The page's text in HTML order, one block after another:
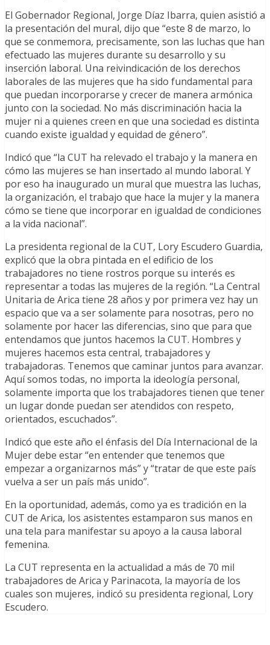
El Gobernador Regional, Jorge Díaz Ibarra, quien asistió a
la presentación del mural, dijo que “este 8 de marzo, lo
que se conmemora, precisamente, son las luchas que han
efectuado las mujeres durante su desarrollo y su
inserción laboral. Una reivindicación de los derechos
laborales de las mujeres que ha sido fundamental para
que puedan incorporarse y crecer de manera armónica
junto con la sociedad. No más discriminación hacia la
mujer ni a quienes creen en que una sociedad es distinta
cuando existe igualdad y equidad de género”.
Indicó que “la CUT ha relevado el trabajo y la manera en
cómo las mujeres se han insertado al mundo laboral. Y
por eso ha inaugurado un mural que muestra las luchas,
la organización, el trabajo que hace la mujer y la manera
cómo se tiene que incorporar en igualdad de condiciones
a la vida nacional”.
La presidenta regional de la CUT, Lory Escudero Guardia,
explicó que la obra pintada en el edificio de los
trabajadores no tiene rostros porque su interés es
representar a todas las mujeres de la región. “La Central
Unitaria de Arica tiene 28 años y por primera vez hay un
espacio que va a ser solamente para nosotras, pero no
solamente por hacer las diferencias, sino que para que
entendamos que juntos hacemos la CUT. Hombres y
mujeres hacemos esta central, trabajadores y
trabajadoras. Tenemos que caminar juntos para avanzar.
Aquí somos todas, no importa la ideología personal,
solamente importa que los trabajadores tienen que tener
un lugar donde puedan ser atendidos con respeto,
orientados, escuchados”.
Indicó que este año el énfasis del Día Internacional de la
Mujer debe estar “en entender que tenemos que
empezar a organizarnos más” y “tratar de que este país
vuelva a ser un país más unido”.
En la oportunidad, además, como ya es tradición en la
CUT de Arica, los asistentes estamparon sus manos en
una tela para manifestar su apoyo a la causa laboral
femenina.
La CUT representa en la actualidad a más de 70 mil
trabajadores de Arica y Parinacota, la mayoría de los
cuales son mujeres, indicó su presidenta regional, Lory
Escudero.